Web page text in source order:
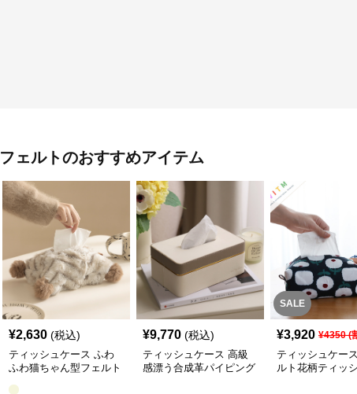
フェルトのおすすめアイテム
¥2,630 (税込)
ティッシュケース ふわ
ふわ猫ちゃん型フェルト
¥9,770 (税込)
ティッシュケース 高級
感漂う合成革パイピング
SALE
¥3,920 ¥4350(
ティッシュケー
ルト花柄ティッ